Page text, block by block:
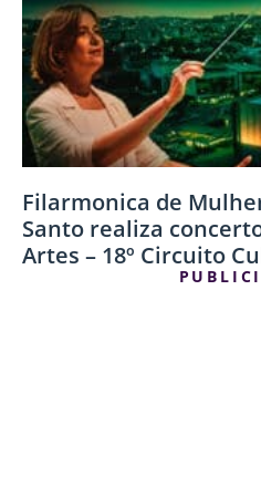
Filarmonica de
Santo realiza
Artes – 18º Circuito